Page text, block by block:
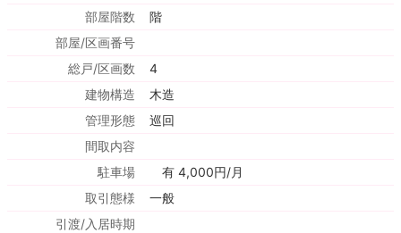
部屋階数
階
部屋/区画番号
総戸/区画数
4
建物構造
木造
管理形態
巡回
間取内容
駐車場
有 4,000円/月
取引態様
一般
引渡/入居時期